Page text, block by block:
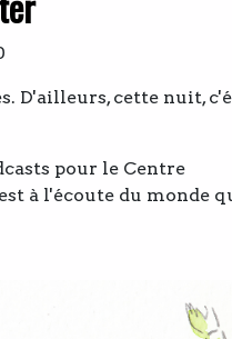
D'ailleurs, cette nuit,
pour le Centre
à l'écoute du monde